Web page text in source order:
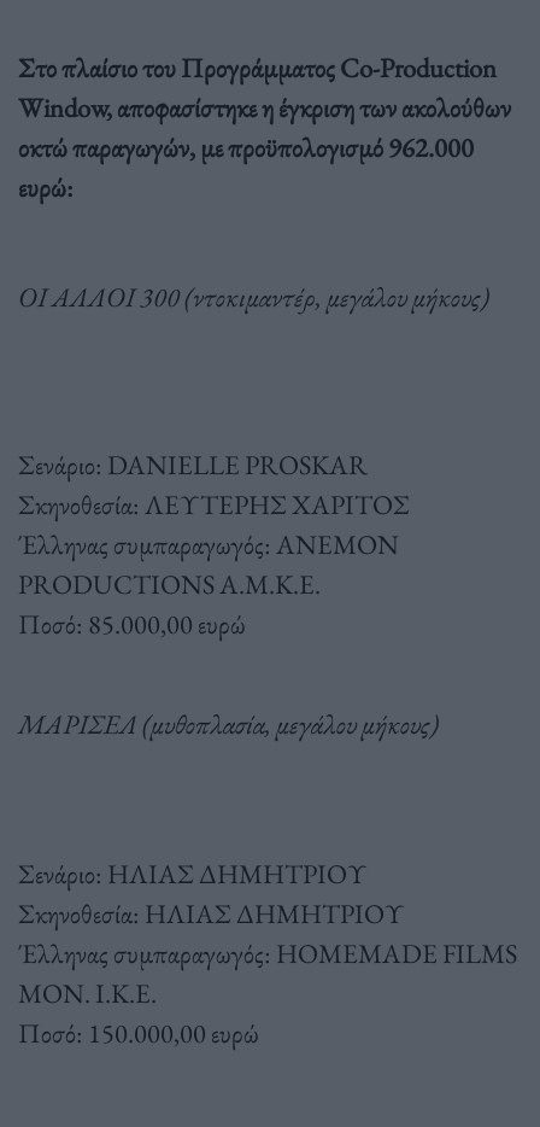
Στο πλαίσιο του Προγράμματος Co-Production
Window, αποφασίστηκε η έγκριση των ακολούθων
οκτώ παραγωγών, με προϋπολογισμό 962.000
ευρώ:
OI ΑΛΛΟΙ 300 (ντοκιμαντέρ, μεγάλου μήκους)
Σενάριο: DANIELLE PROSKAR
Σκηνοθεσία: ΛΕΥΤΕΡΗΣ ΧΑΡΙΤΟΣ
Έλληνας συμπαραγωγός: ANEMON
PRODUCTIONS Α.Μ.Κ.Ε.
Ποσό: 85.000,00 ευρώ
ΜΑΡΙΣΕΛ (μυθοπλασία, μεγάλου μήκους)
Σενάριο: ΗΛΙΑΣ ΔΗΜΗΤΡΙΟΥ
Σκηνοθεσία: ΗΛΙΑΣ ΔΗΜΗΤΡΙΟΥ
Έλληνας συμπαραγωγός: HOMEMADE FILMS
ΜΟΝ. Ι.Κ.Ε.
Ποσό: 150.000,00 ευρώ